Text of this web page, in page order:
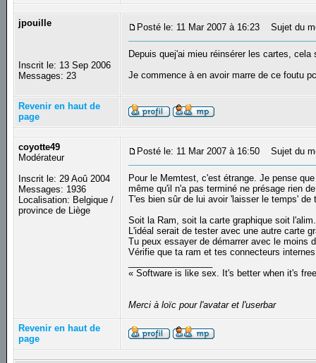
jpouille
Inscrit le: 13 Sep 2006
Messages: 23
Posté le: 11 Mar 2007 à 16:23 Sujet du
Depuis quej'ai mieu réinsérer les cartes,
Je commence à en avoir marre de ce foutu
Revenir en haut de
page
coyotte49
Modérateur
Inscrit le: 29 Aoû 2004
Messages: 1936
Localisation: Belgique /
province de Liège
Posté le: 11 Mar 2007 à 16:50 Sujet du
Pour le Memtest, c'est étrange. Je pense
même qu'il n'a pas terminé ne présage rien
T'es bien sûr de lui avoir 'laisser le temps' de
Soit la Ram, soit la carte graphique soit
L'idéal serait de tester avec une autre carte
Tu peux essayer de démarrer avec le moins
Vérifie que ta ram et tes connecteurs
« Software is like sex. It's better when it's
Merci à loïc pour l'avatar et l'userbar
Revenir en haut de
page